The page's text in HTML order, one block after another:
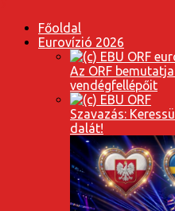
Főoldal
Eurovízió 2026
Az ORF
vendégfellépőit
Szavazás:
dalát!